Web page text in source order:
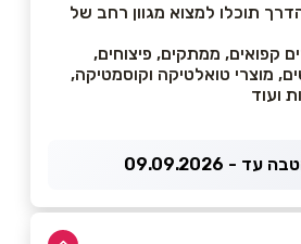
תוכלו למצוא מגוון רחב של
קפואים, ממתקים, פיצוחים,
מוצרי טואלטיקה וקוסמטיקה,
ועוד
- 09.09.2026